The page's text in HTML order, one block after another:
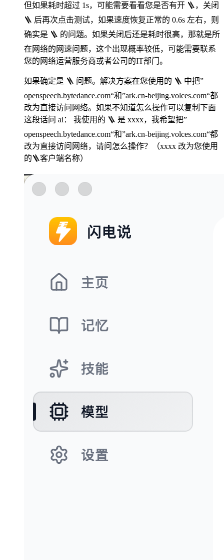
但如果耗时超过 1s，可能需要看看您是否有开 🪜，关闭
🪜 后再次点击测试，如果速度恢复正常的 0.6s 左右，则
确实是 🪜 的问题。如果关闭后还是耗时很高，那就是所
在网络的网速问题，这个出现概率较低，可能需要联系
您的网络运营服务商或者公司的IT部门。
如果确定是 🪜 问题。解决方案在您使用的 🪜 中把”
openspeech.bytedance.com“和”ark.cn-beijing.volces.com“都
改为直接访问网络。如果不知道怎么操作可以复制下面
这段话问 ai： 我使用的 🪜 是 xxxx，我希望把”
openspeech.bytedance.com“和”ark.cn-beijing.volces.com“都
改为直接访问网络，请问怎么操作？（xxxx 改为您使用
的🪜客户端名称）